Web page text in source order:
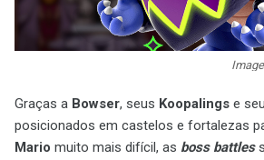
Graças a Bowser, seus Koopalings e
posicionados em castelos e fortalezas
Mario muito mais difícil, as boss battles